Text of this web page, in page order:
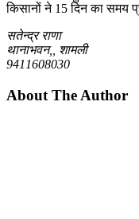
किसानों ने 15 दिन का समय
सतेन्द्र राणा
थानाभवन,, शामली
9411608030
About The Author